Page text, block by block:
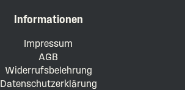
Informationen
Impressum
AGB
Widerrufsbelehrung
Datenschutzerklärung